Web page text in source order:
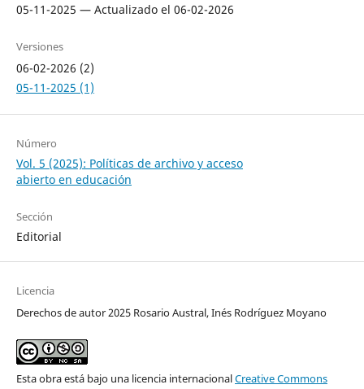
05-11-2025 — Actualizado el 06-02-2026
Versiones
06-02-2026 (2)
05-11-2025 (1)
Número
Vol. 5 (2025): Políticas de archivo y acceso
abierto en educación
Sección
Editorial
Licencia
Derechos de autor 2025 Rosario Austral, Inés Rodríguez Moyano
Esta obra está bajo una licencia internacionalCreative Commons